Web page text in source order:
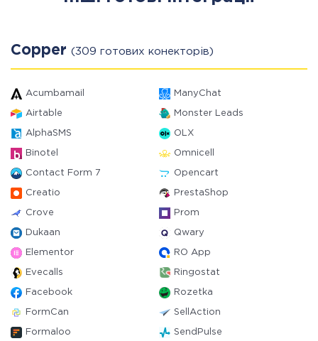
Copper (309 готових конекторів)
Acumbamail ManyChat
Airtable Monster Leads
AlphaSMS OLX
Binotel Omnicell
Contact Form 7 Opencart
Creatio PrestaShop
Crove Prom
Dukaan Qwary
Elementor RO App
Evecalls Ringostat
Facebook Rozetka
FormCan SellAction
Formaloo SendPulse